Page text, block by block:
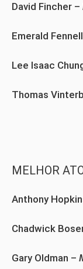
David Fincher –
Emerald
Lee Isaac
Thomas
MELHOR
Anthony
Chadwick
Gary Oldman –